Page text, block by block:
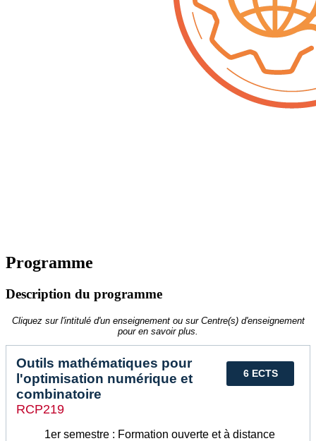
Programme
Description du programme
Cliquez sur l'intitulé d'un enseignement ou sur Centre(s) d'enseignement
pour en savoir plus.
6 ECTS
Outils mathématiques pour
l'optimisation numérique et
combinatoire
RCP219
1er semestre : Formation ouverte et à distance